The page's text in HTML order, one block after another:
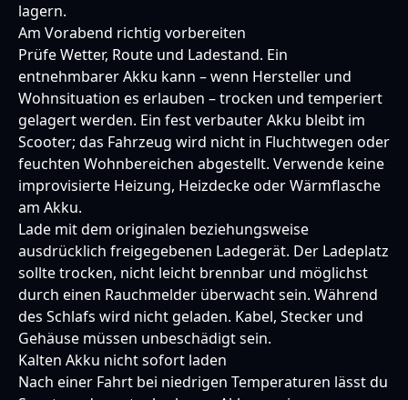
lagern.
Am Vorabend richtig vorbereiten
Prüfe Wetter, Route und Ladestand. Ein
entnehmbarer Akku kann – wenn Hersteller und
Wohnsituation es erlauben – trocken und temperiert
gelagert werden. Ein fest verbauter Akku bleibt im
Scooter; das Fahrzeug wird nicht in Fluchtwegen oder
feuchten Wohnbereichen abgestellt. Verwende keine
improvisierte Heizung, Heizdecke oder Wärmflasche
am Akku.
Lade mit dem originalen beziehungsweise
ausdrücklich freigegebenen Ladegerät. Der Ladeplatz
sollte trocken, nicht leicht brennbar und möglichst
durch einen Rauchmelder überwacht sein. Während
des Schlafs wird nicht geladen. Kabel, Stecker und
Gehäuse müssen unbeschädigt sein.
Kalten Akku nicht sofort laden
Nach einer Fahrt bei niedrigen Temperaturen lässt du